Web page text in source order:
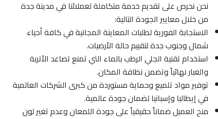
نحن نحرص على تقديم خدمة متكاملة لعملائنا في مدينة جدة
من خلال معايير الجودة التالية:
الاستجابة الفورية لطلبات المعاينة المجانية في كافة أحياء
شمال وجنوب جدة لتقييم حالة الأرضيات.
استخدام تقنية الجلي الرطب بالماء التي تمنع تصاعد الأتربة
والغبار نهائياً وتضمن نظافة المكان.
توفير مواد تلميع وحماية مستوردة من كبرى الشركات العالمية
في إيطاليا وإسبانيا لضمان جودة عالمية.
منح العميل ضماناً حقيقياً على جودة اللمعان وعدم تغير لون